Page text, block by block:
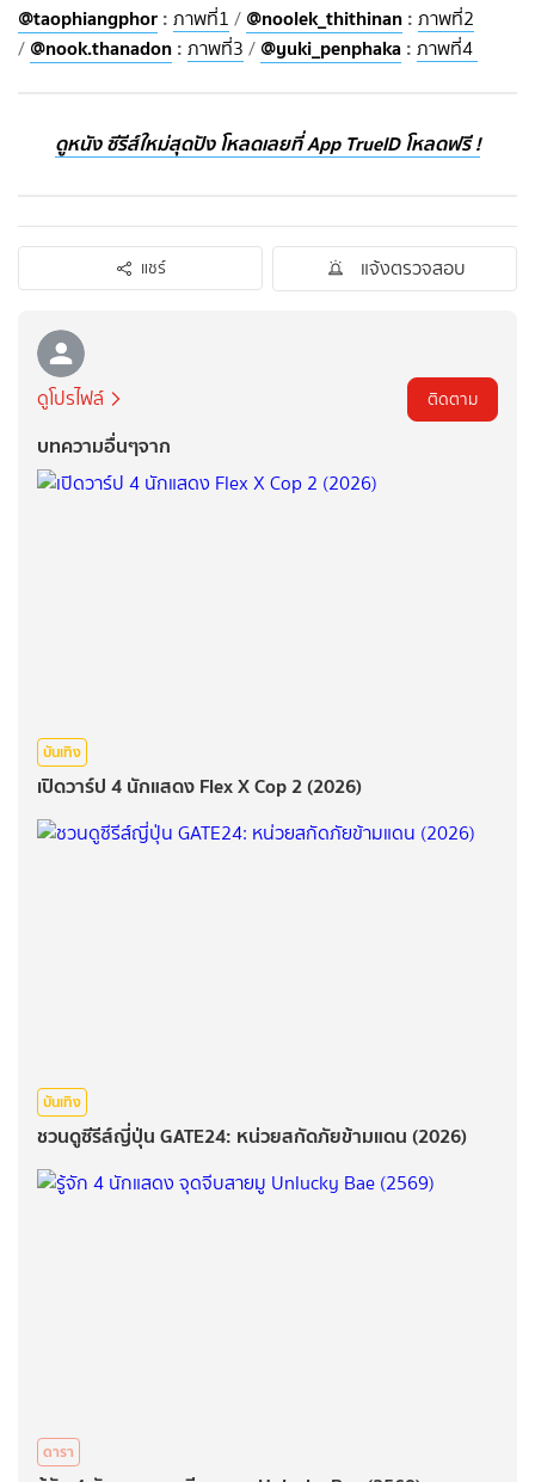
@taophiangphor: ภาพที่1 / @noolek_thithinan: ภาพที่2
/ @nook.thanadon: ภาพที่3 / @yuki_penphaka: ภาพที่4
ดูหนัง ซีรีส์ใหม่สุดปัง โหลดเลยที่ App TrueID โหลดฟรี !
แชร์ แจ้งตรวจสอบ
ดูโปรไฟล์ ติดตาม
บทความอื่นๆจาก
บันเทิง
เปิดวาร์ป 4 นักแสดง Flex X Cop 2 (2026)
บันเทิง
ชวนดูซีรีส์ญี่ปุ่น GATE24: หน่วยสกัดภัยข้ามแดน (2026)
ดารา